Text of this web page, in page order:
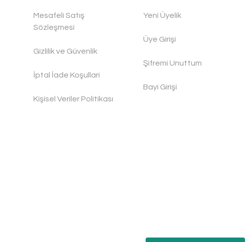
Mesafeli Satış
Sözleşmesi
Gizlilik ve Güvenlik
İptal İade Koşullari
Kişisel Veriler Politikası
Yeni Üyelik
Üye Girişi
Şifremi Unuttum
Bayi Girişi